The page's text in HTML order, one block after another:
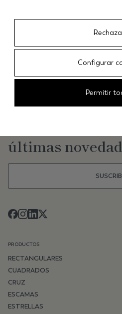
últimas
PRODUCTOS
RECTANGULARES
CUADRADOS
CRUZ
ESCAMAS
ESTRELLAS
Configurar
Permitir